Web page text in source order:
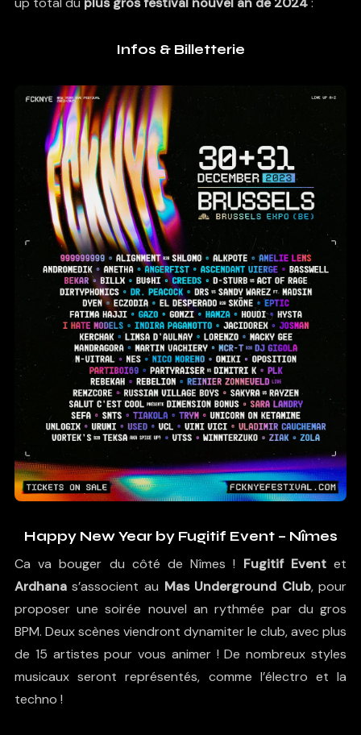
Infos & Billetterie
Happy New Year by Fugitif Event – Nîmes
Ca va bouger du côté de Nîmes ! Fugitif Eventet
Ardhana s’associent au Mas Underground Club, pour
proposer une soirée nouvel an rythmée par du gros
BPM. Deux scènes viendront dynamiter le club, avec plus
de 15 artistes pour vous animer ! De nombreux styles
musicaux seront représentés, comme l’électro et la
techno !